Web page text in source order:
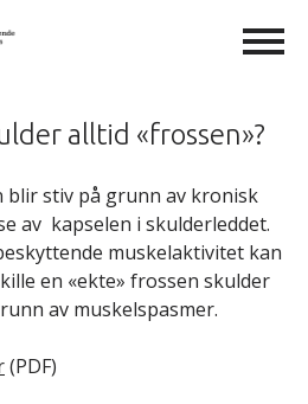
alltid «frossen»?
blir stiv på grunn av kronisk
av kapselen i skulderleddet.
muskelaktivitet kan
en «ekte» frossen skulder
av muskelspasmer.
(PDF)